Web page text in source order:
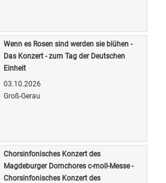
Wenn es Rosen sind werden sie blühen -
Das Konzert - zum Tag der Deutschen
Einheit
03.10.2026
Groß-Gerau
Chorsinfonisches Konzert des
Magdeburger Domchores c-moll-Messe -
Chorsinfonisches Konzert des